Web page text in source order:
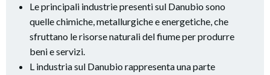
Le principali industrie presenti sul Danubio sono
quelle chimiche, metallurgiche e energetiche, che
sfruttano le risorse naturali del fiume per produrre
beni e servizi.
L industria sul Danubio rappresenta una parte